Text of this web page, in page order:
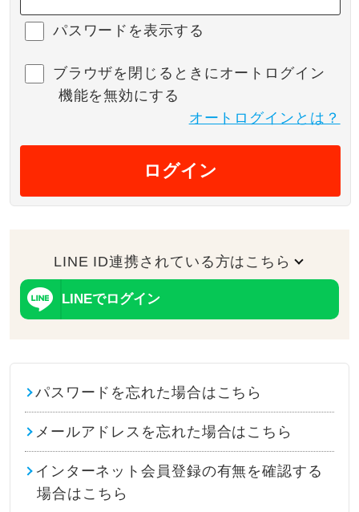
パスワードを表示する
ブラウザを閉じるときにオートログイン
機能を無効にする
オートログインとは？
ログイン
LINE ID連携されている方はこちら
LINEでログイン
パスワードを忘れた場合はこちら
メールアドレスを忘れた場合はこちら
インターネット会員登録の有無を確認する
場合はこちら